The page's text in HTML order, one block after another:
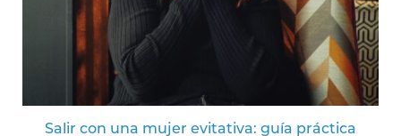
Salir con una mujer evitativa: guía práctica